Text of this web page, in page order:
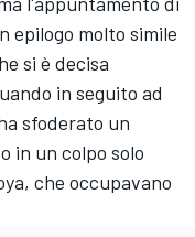
epilogo molto simile
si è decisa
in seguito ad
sfoderato un
in un colpo solo
che occupavano